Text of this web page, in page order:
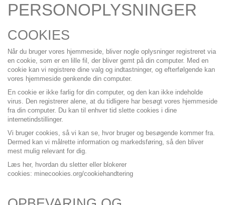
PERSONOPLYSNINGER
COOKIES
Når du bruger vores hjemmeside, bliver nogle oplysninger registreret via
en cookie, som er en lille fil, der bliver gemt på din computer. Med en
cookie kan vi registrere dine valg og indtastninger, og efterfølgende kan
vores hjemmeside genkende din computer.
En cookie er ikke farlig for din computer, og den kan ikke indeholde
virus. Den registrerer alene, at du tidligere har besøgt vores hjemmeside
fra din computer. Du kan til enhver tid slette cookies i dine
internetindstillinger.
Vi bruger cookies, så vi kan se, hvor bruger og besøgende kommer fra.
Dermed kan vi målrette information og markedsføring, så den bliver
mest mulig relevant for dig.
Læs her, hvordan du sletter eller blokerer
cookies: minecookies.org/cookiehandtering